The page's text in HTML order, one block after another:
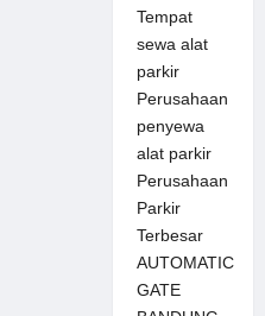
Tempat
sewa alat
parkir
Perusahaan
penyewa
alat parkir
Perusahaan
Parkir
Terbesar
AUTOMATIC
GATE